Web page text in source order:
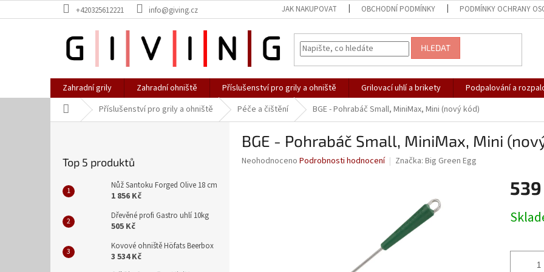
na
+420325612221 info@giving.cz JAK NAKUPOVAT OBCHODNÍ PODMÍNKY PODMÍNKY OCHRANY
HLEDAT
Zahradní grily Zahradní ohniště Příslušenství pro grily a ohniště Grilovací uhlí a brikety Podpalování a
Domů Příslušenství pro grily a ohniště Péče a čištění BGE - Pohrabáč Small, MiniMax, Mini (nový kód)
Top 5 produktů
Nůž Santoku Forged Olive 18 cm
1 856 Kč
Dřevěné profi Gastro uhlí 10kg
505 Kč
Kovové ohniště Höfats Beerbox
3 534 Kč
BGE - Pohrabáč Small, MiniMax, Mini
Průměrné
Neohodnoceno Podrobnosti hodnocení Značka: Big Green Egg
cena: